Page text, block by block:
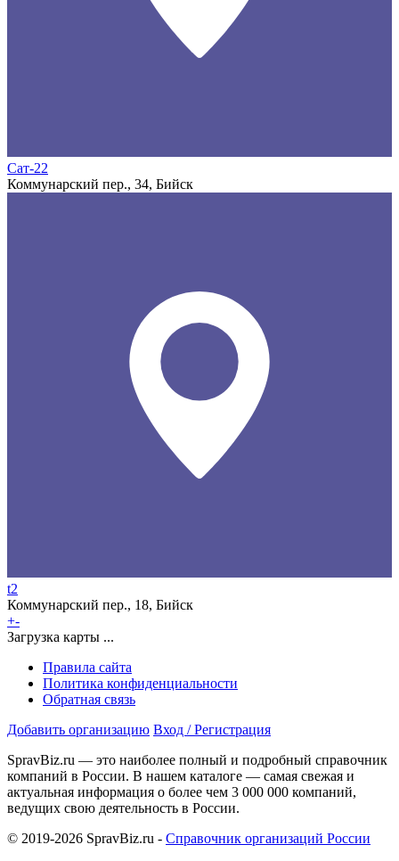
Сат-22
Коммунарский пер., 34, Бийск
t2
Коммунарский пер., 18, Бийск
+-
Загрузка карты ...
Правила сайта
Политика конфиденциальности
Обратная связь
Добавить организацию Вход / Регистрация
SpravBiz.ru — это наиболее полный и подробный справочник
компаний в России. В нашем каталоге — самая свежая и
актуальная информация о более чем 3 000 000 компаний,
ведущих свою деятельность в России.
© 2019-2026 SpravBiz.ru - Справочник организаций России